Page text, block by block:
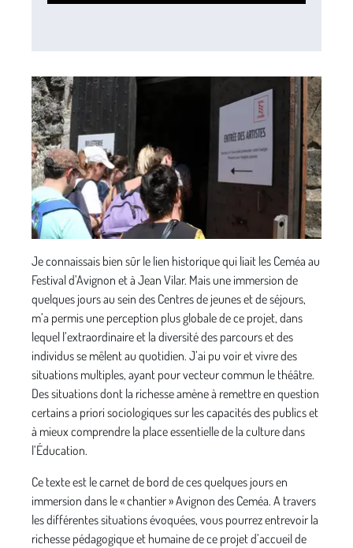
Je connaissais bien sûr le lien historique qui liait les Ceméa au
Festival d’Avignon et à Jean Vilar. Mais une immersion de
quelques jours au sein des Centres de jeunes et de séjours,
m’a permis une perception plus globale de ce projet, dans
lequel l’extraordinaire et la diversité des parcours et des
individus se mêlent au quotidien. J’ai pu voir et vivre des
situations multiples, ayant pour vecteur commun le théâtre.
Des situations dont la richesse amène à remettre en question
certains a priori sociologiques sur les capacités des publics et
à mieux comprendre la place essentielle de la culture dans
l’Éducation.
Ce texte est le carnet de bord de ces quelques jours en
immersion dans le « chantier » Avignon des Ceméa. A travers
les différentes situations évoquées, vous pourrez entrevoir la
richesse pédagogique et humaine de ce projet d’accueil de